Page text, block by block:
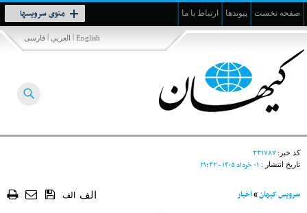
صفحه نخست پیوندها ارتباط با ما منوی سرویسها
Toggle
navigation
فارسی | العربي | English
کد خبر:۳۳۱۷۸۷
تاریخ انتشار : ۰۱ خرداد ۱۴۰۵ - ۲۱:۳۲
سرویس کیهان»اخبار الف الف